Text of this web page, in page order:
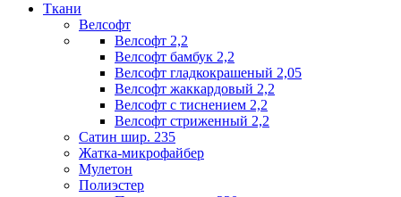
Ткани
Велсофт
Велсофт 2,2
Велсофт бамбук 2,2
Велсофт гладкокрашеный 2,05
Велсофт жаккардовый 2,2
Велсофт с тиснением 2,2
Велсофт стриженный 2,2
Сатин шир. 235
Жатка-микрофайбер
Мулетон
Полиэстер